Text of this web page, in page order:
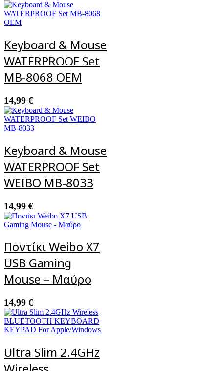
Keyboard & Mouse
WATERPROOF Set
MB-8068 ΟΕΜ
14,99 €
Keyboard & Mouse
WATERPROOF Set
WEIBO MB-8033
14,99 €
Ποντίκι Weibo X7
USB Gaming
Mouse – Μαύρο
14,99 €
Ultra Slim 2.4GHz